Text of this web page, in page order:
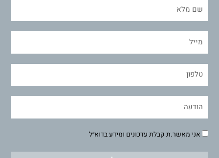
אני מאשר.ת קבלת עדכונים ומידע בדוא״ל